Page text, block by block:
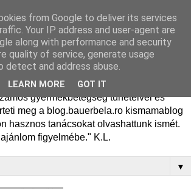
Béla Ph.D.
gyermekgyógyász főorvos, 50 éves
gyermekbetegség tüneteivel és
meg a blog.bauerbela.ro kismamablog
hasznos tanácsokat olvashattunk ismét.
figyelmébe." K.L.
▼
from Google to deliver its services
Your IP address and user-agent are
along with performance and security
quality of service, generate usage
detect and address abuse.
LEARN MORE GOT IT